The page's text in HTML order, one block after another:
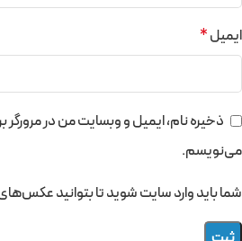
ایمیل*
ذخیره نام، ایمیل و وبسایت من در مرورگر
می‌نویسم.
شما باید وارد سایت شوید تا بتوانید